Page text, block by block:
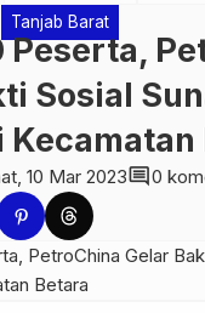
Tanjab Barat
Sosial
Kecamatan
10 Mar 2023comment0